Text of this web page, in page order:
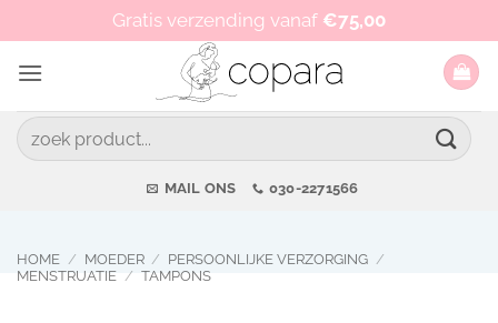
naar
inhoud
Op werkdagen vóór 15:00 besteld, zelfde dag verzonden!
Zoeken
naar:
MAIL ONS 030-2271566
HOME / MOEDER / PERSOONLIJKE VERZORGING /
MENSTRUATIE / TAMPONS
Gratis verzending vanaf €75,00